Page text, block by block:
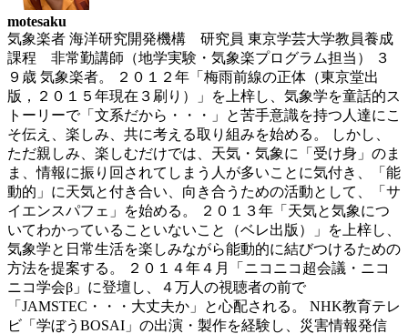
motesaku
気象楽者 海洋研究開発機構 研究員 東京学芸大学教員養成
課程 非常勤講師（地学実験・気象楽プログラム担当） ３
９歳 気象楽者。 ２０１２年「梅雨前線の正体（東京堂出
版，２０１５年現在３刷り）」を上梓し、気象学を童話的ス
トーリーで「文系だから・・・」と苦手意識を持つ人達にこ
そ伝え、楽しみ、共に考える取り組みを始める。 しかし、
ただ親しみ、楽しむだけでは、天気・気象に「受け身」のま
ま、情報に振り回されてしまう人が多いことに気付き、「能
動的」に天気と付き合い、向き合うための活動として、「サ
イエンスパフェ」を始める。 ２０１３年「天気と気象につ
いてわかっていることいないこと（ベレ出版）」を上梓し、
気象学と日常生活を楽しみながら能動的に結びつけるための
方法を提案する。 ２０１４年４月「ニコニコ超会議・ニコ
ニコ学会β」に登壇し、４万人の視聴者の前で
「JAMSTEC・・・大丈夫か」と心配される。 NHK教育テレ
ビ「学ぼうBOSAI」の出演・製作を経験し、災害情報発信